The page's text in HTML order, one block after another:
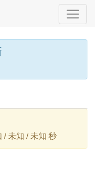
/ 未知 / 未知 秒